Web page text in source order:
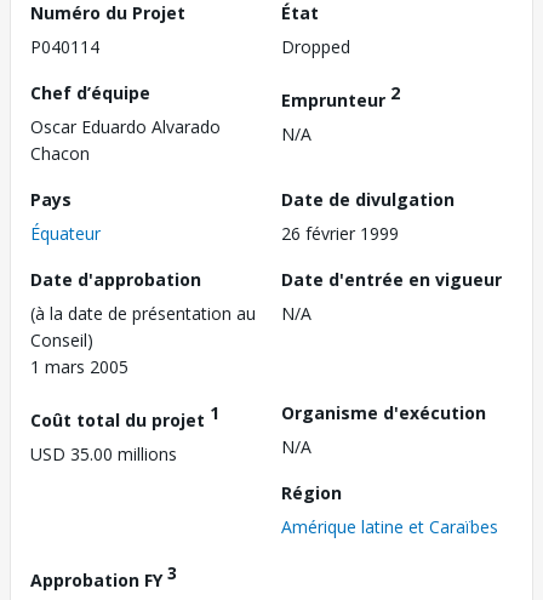
Numéro du Projet
P040114
État
Dropped
Chef d’équipe
Oscar Eduardo Alvarado
Chacon
Emprunteur 2
N/A
Pays
Équateur
Date de divulgation
26 février 1999
Date d'approbation
(à la date de présentation au
Conseil)
1 mars 2005
Date d'entrée en vigueur
N/A
Coût total du projet 1
USD 35.00 millions
Organisme d'exécution
N/A
Région
Amérique latine et Caraïbes
Approbation FY3